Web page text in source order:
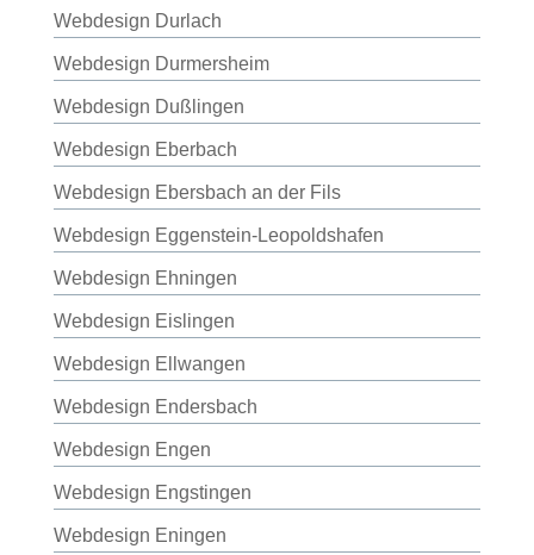
Webdesign Durlach
Webdesign Durmersheim
Webdesign Dußlingen
Webdesign Eberbach
Webdesign Ebersbach an der Fils
Webdesign Eggenstein-Leopoldshafen
Webdesign Ehningen
Webdesign Eislingen
Webdesign Ellwangen
Webdesign Endersbach
Webdesign Engen
Webdesign Engstingen
Webdesign Eningen